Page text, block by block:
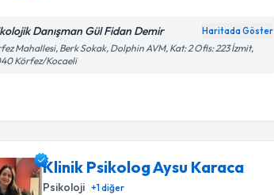
Danışman Gül Fidan Demir Haritada Göster
Mahallesi, Berk Sokak, Dolphin AVM, Kat: 2 Ofis: 223 İzmit,
Körfez/Kocaeli
Klinik Psikolog Aysu Karaca
Psikoloji +1diğer